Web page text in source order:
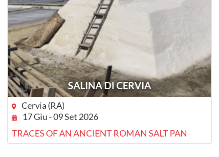
SALINA DI CERVIA
Cervia (RA)
17 Giu - 09 Set 2026
TRACES OF AN ANCIENT ROMAN SALT PAN